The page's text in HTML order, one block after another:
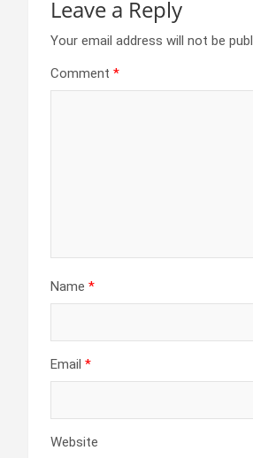
Leave a Reply
Your email address will not be
Comment *
Name *
Email *
Website